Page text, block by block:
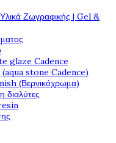
Ζωγραφικής | Gel &
glaze Cadence
(aqua stone Cadence)
(Βερνικόχρωμα)
διαλύτες